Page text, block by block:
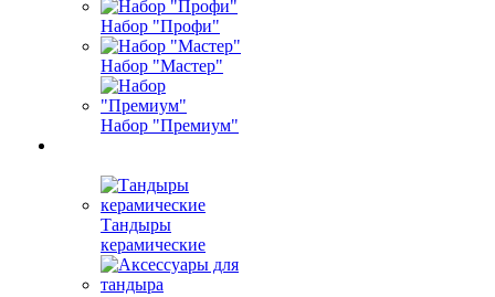
Набор "Профи"
Набор "Мастер"
Набор "Премиум"
Тандыры
керамические